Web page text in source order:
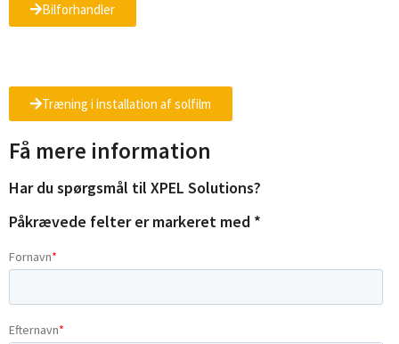
Bilforhandler
Træning i installation af solfilm
Få mere information
Har du spørgsmål til XPEL Solutions?
Påkrævede felter er markeret med *